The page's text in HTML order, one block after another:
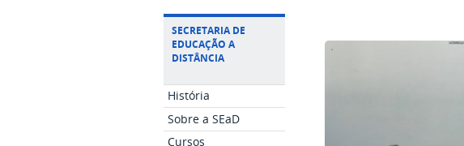
SECRETARIA DE
EDUCAÇÃO A
DISTÂNCIA
História
Sobre a SEaD
Cursos